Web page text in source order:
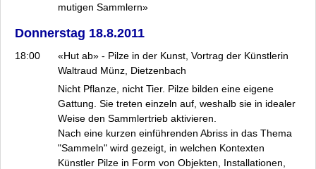
mutigen Sammlern»
Donnerstag 18.8.2011
18:00
«Hut ab» - Pilze in der Kunst, Vortrag der Künstlerin
Waltraud Münz, Dietzenbach
Nicht Pflanze, nicht Tier. Pilze bilden eine eigene
Gattung. Sie treten einzeln auf, weshalb sie in idealer
Weise den Sammlertrieb aktivieren.
Nach eine kurzen einführenden Abriss in das Thema
"Sammeln" wird gezeigt, in welchen Kontexten
Künstler Pilze in Form von Objekten, Installationen,